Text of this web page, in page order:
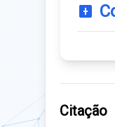
Citação